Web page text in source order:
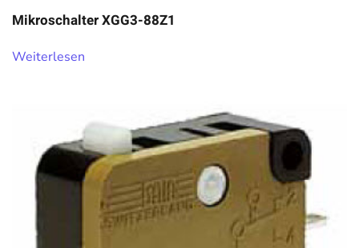
Mikroschalter XGG3-88Z1
Weiterlesen